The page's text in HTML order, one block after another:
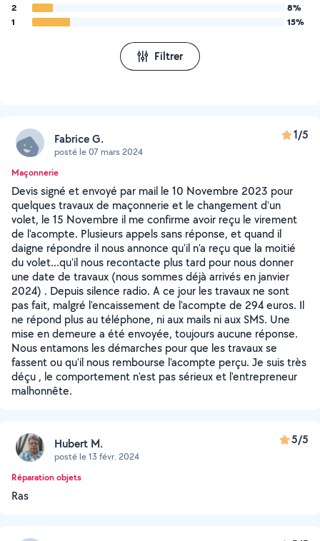
2
8%
1
15%
Filtrer
Fabrice G.
posté le 07 mars 2024
1/5
Maçonnerie
Devis signé et envoyé par mail le 10 Novembre 2023 pour
quelques travaux de maçonnerie et le changement d'un
volet, le 15 Novembre il me confirme avoir reçu le virement
de l'acompte. Plusieurs appels sans réponse, et quand il
daigne répondre il nous annonce qu'il n'a reçu que la moitié
du volet...qu'il nous recontacte plus tard pour nous donner
une date de travaux (nous sommes déjà arrivés en janvier
2024) . Depuis silence radio. A ce jour les travaux ne sont
pas fait, malgré l'encaissement de l'acompte de 294 euros. Il
ne répond plus au téléphone, ni aux mails ni aux SMS. Une
mise en demeure a été envoyée, toujours aucune réponse.
Nous entamons les démarches pour que les travaux se
fassent ou qu'il nous rembourse l'acompte perçu. Je suis très
déçu , le comportement n'est pas sérieux et l'entrepreneur
malhonnête.
Hubert M.
posté le 13 févr. 2024
5/5
Réparation objets
Ras